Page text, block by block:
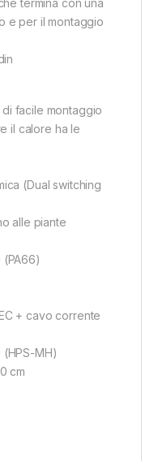
termina con una
e per il montaggio
facile montaggio
il calore ha le
(Dual switching
alle piante
+ cavo corrente
(HPS-MH)
cm